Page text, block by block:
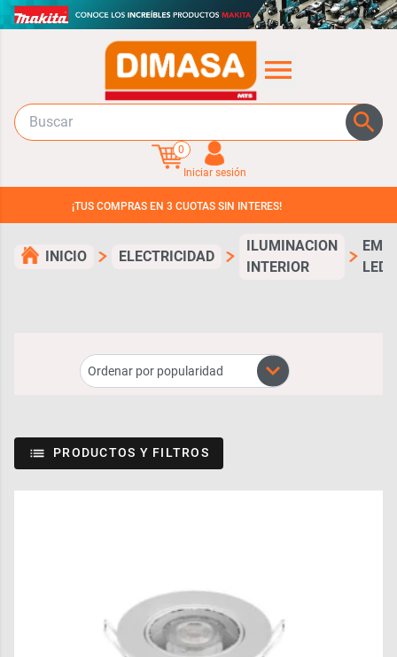
0
Iniciar sesión
¡TUS COMPRAS EN 3 CUOTAS SIN INTERES!
INICIO ELECTRICIDAD
ILUMINACION
INTERIOR
LED
PRODUCTOS Y FILTROS